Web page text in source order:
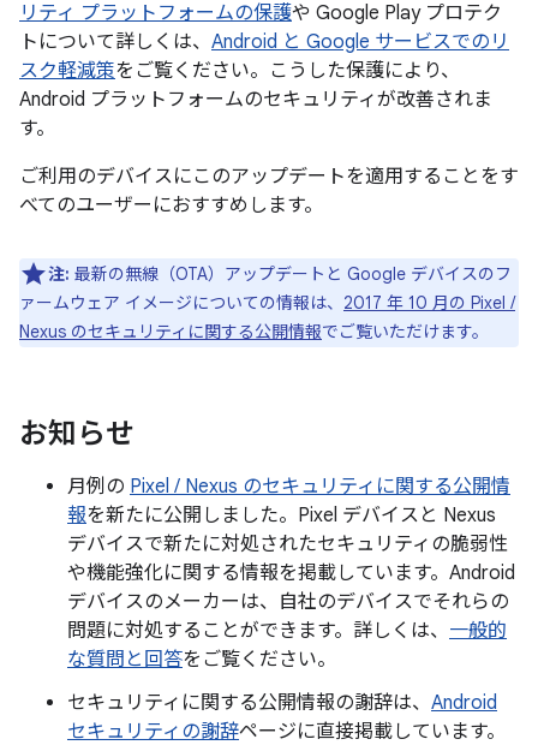
リティ プラットフォームの保護や Google Play プロテク
トについて詳しくは、 Android と Google サービスでのリ
スク軽減策をご覧ください。こうした保護により、
Android プラットフォームのセキュリティが改善されま
す。
ご利用のデバイスにこのアップデートを適用することをす
べてのユーザーにおすすめします。
注: 最新の無線（OTA）アップデートと Google デバイスのフ
ァームウェア イメージについての情報は、 2017 年 10 月の Pixel /
Nexus のセキュリティに関する公開情報でご覧いただけます。
お知らせ
月例の Pixel / Nexus のセキュリティに関する公開情
報を新たに公開しました。Pixel デバイスと Nexus
デバイスで新たに対処されたセキュリティの脆弱性
や機能強化に関する情報を掲載しています。Android
デバイスのメーカーは、自社のデバイスでそれらの
問題に対処することができます。詳しくは、 一般的
な質問と回答をご覧ください。
セキュリティに関する公開情報の謝辞は、 Android
セキュリティの謝辞ページに直接掲載しています。